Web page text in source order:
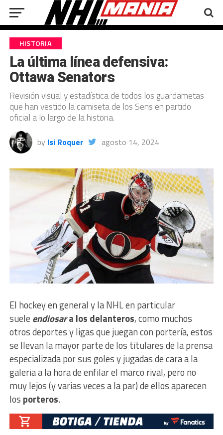
HISTORIA
La última línea defensiva:
Ottawa Senators
Revisión visual y estadística de todos los guardametas
que han vestido la camiseta de los Sens en partido
oficial a lo largo de la historia.
by Isi Roquer agosto 14, 2024
El hockey en general y la NHL en particular
suele endiosara los delanteros, como muchos
otros deportes y ligas que juegan con portería, estos
se llevan la mayor parte de los titulares de la prensa
especializada por sus goles y jugadas de cara a la
galeria a la hora de enfilar el marco rival, pero no
muy lejos (y varias veces a la par) de ellos aparecen
los porteros.